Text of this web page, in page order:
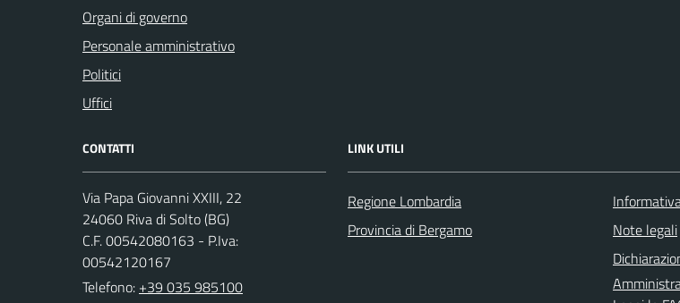
Organi di governo
Personale amministrativo
Politici
Uffici
CONTATTI
Via Papa Giovanni XXIII, 22
24060 Riva di Solto (BG)
C.F. 00542080163 - P.Iva:
00542120167
Telefono: +39 035 985100
LINK UTILI
Regione Lombardia
Provincia di Bergamo
Note legali